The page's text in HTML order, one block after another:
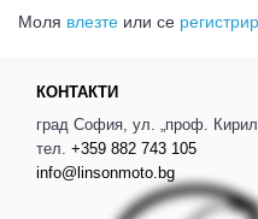
Моля влезте или се
КОНТАКТИ
град София, ул. „проф.
тел. +359 882 743 105
info@linsonmoto.bg